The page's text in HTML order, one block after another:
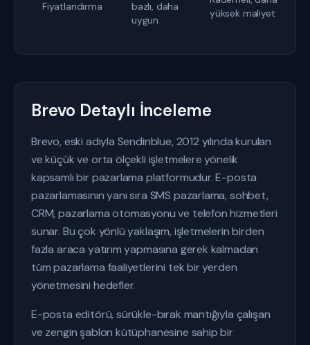
Fiyatlandırma
bazlı, daha
uygun
yüksek maliyet
Brevo Detaylı İnceleme
Brevo, eski adıyla Sendinblue, 2012 yılında kurulan
ve küçük ve orta ölçekli işletmelere yönelik
kapsamlı bir pazarlama platformudur. E-posta
pazarlamasının yanı sıra SMS pazarlama, sohbet,
CRM, pazarlama otomasyonu ve telefon hizmetleri
sunar. Bu çok yönlü yaklaşım, işletmelerin birden
fazla araca yatırım yapmasına gerek kalmadan
tüm pazarlama faaliyetlerini tek bir yerden
yönetmesini hedefler.
E-posta editörü, sürükle-bırak mantığıyla çalışan
ve zengin şablon kütüphanesine sahip bir